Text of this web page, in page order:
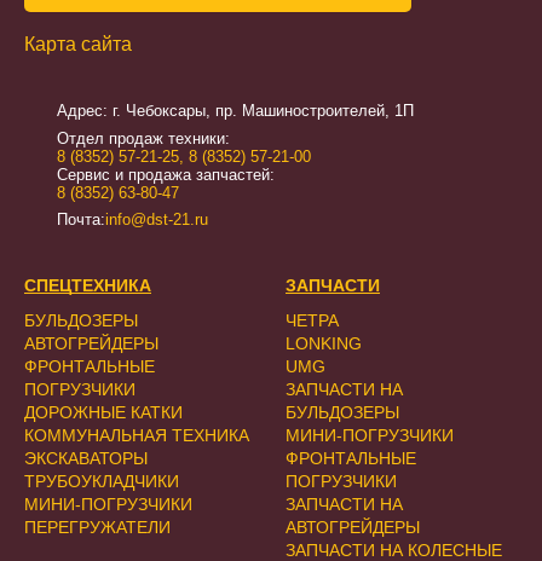
Карта сайта
Адрес: г. Чебоксары, пр. Машиностроителей, 1П
Отдел продаж техники:
8 (8352) 57-21-25 8 (8352) 57-21-00
Сервис и продажа запчастей:
8 (8352) 63-80-47
Почта:info@dst-21.ru
СПЕЦТЕХНИКА
БУЛЬДОЗЕРЫ
АВТОГРЕЙДЕРЫ
ФРОНТАЛЬНЫЕ
ПОГРУЗЧИКИ
ДОРОЖНЫЕ КАТКИ
КОММУНАЛЬНАЯ ТЕХНИКА
ЭКСКАВАТОРЫ
ТРУБОУКЛАДЧИКИ
МИНИ-ПОГРУЗЧИКИ
ПЕРЕГРУЖАТЕЛИ
ЗАПЧАСТИ
ЧЕТРА
LONKING
UMG
ЗАПЧАСТИ НА
БУЛЬДОЗЕРЫ
МИНИ-ПОГРУЗЧИКИ
ФРОНТАЛЬНЫЕ
ПОГРУЗЧИКИ
ЗАПЧАСТИ НА
АВТОГРЕЙДЕРЫ
ЗАПЧАСТИ НА КОЛЕСНЫЕ